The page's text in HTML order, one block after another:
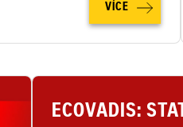
VÍCE
ECOVADIS: